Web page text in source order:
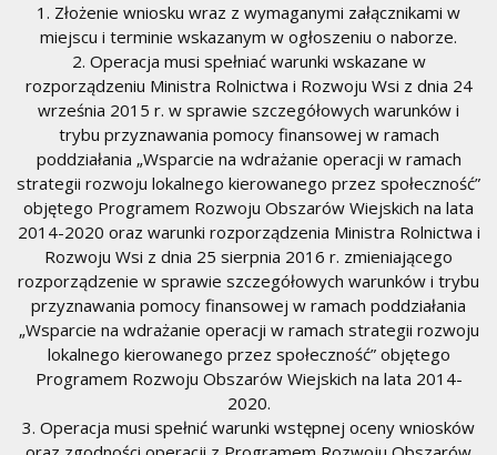
1. Złożenie wniosku wraz z wymaganymi załącznikami w
miejscu i terminie wskazanym w ogłoszeniu o naborze.
2. Operacja musi spełniać warunki wskazane w
rozporządzeniu Ministra Rolnictwa i Rozwoju Wsi z dnia 24
września 2015 r. w sprawie szczegółowych warunków i
trybu przyznawania pomocy finansowej w ramach
poddziałania „Wsparcie na wdrażanie operacji w ramach
strategii rozwoju lokalnego kierowanego przez społeczność”
objętego Programem Rozwoju Obszarów Wiejskich na lata
2014-2020 oraz warunki rozporządzenia Ministra Rolnictwa i
Rozwoju Wsi z dnia 25 sierpnia 2016 r. zmieniającego
rozporządzenie w sprawie szczegółowych warunków i trybu
przyznawania pomocy finansowej w ramach poddziałania
„Wsparcie na wdrażanie operacji w ramach strategii rozwoju
lokalnego kierowanego przez społeczność” objętego
Programem Rozwoju Obszarów Wiejskich na lata 2014-
2020.
3. Operacja musi spełnić warunki wstępnej oceny wniosków